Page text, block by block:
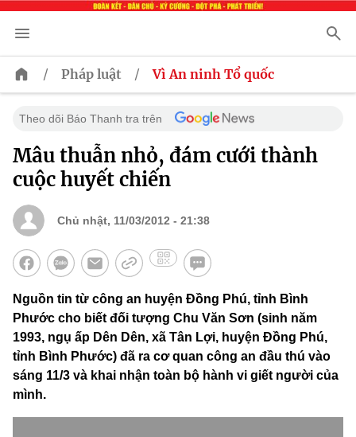
/ Pháp luật / Vì An ninh Tổ quốc
Theo dõi Báo Thanh tra trên
Mâu thuẫn nhỏ, đám cưới thành
cuộc huyết chiến
Chủ nhật, 11/03/2012 - 21:38
Nguồn tin từ công an huyện Đồng Phú, tỉnh Bình
Phước cho biết đối tượng Chu Văn Sơn (sinh năm
1993, ngụ ấp Dên Dên, xã Tân Lợi, huyện Đồng Phú,
tỉnh Bình Phước) đã ra cơ quan công an đầu thú vào
sáng 11/3 và khai nhận toàn bộ hành vi giết người của
mình.